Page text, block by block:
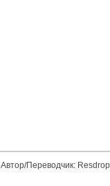
Автор/Переводчик: Resdrop